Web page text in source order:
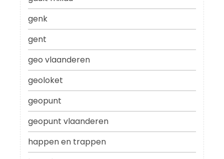
genk
gent
geo vlaanderen
geoloket
geopunt
geopunt vlaanderen
happen en trappen